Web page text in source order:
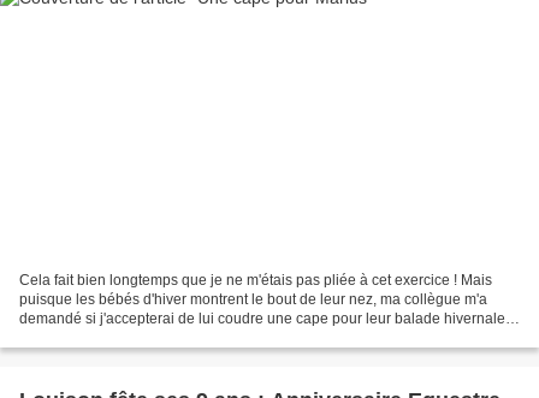
Cela fait bien longtemps que je ne m'étais pas pliée à cet exercice ! Mais
puisque les bébés d'hiver montrent le bout de leur nez, ma collègue m'a
demandé si j'accepterai de lui coudre une cape pour leur balade hivernale.